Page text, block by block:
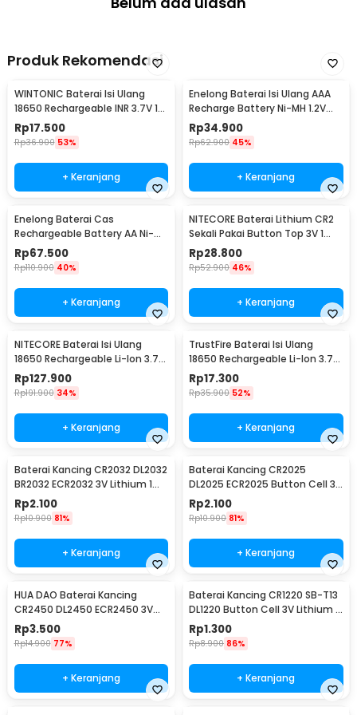
Produk Rekomendasi
WINTONIC Baterai Isi Ulang
18650 Rechargeable INR 3.7V 1
PCS 2200mAh
Rp17.500
Rp36.900 53%
+ Keranjang
Enelong Baterai Isi Ulang AAA
Recharge Battery Ni-MH 1.2V
900mAh 4 PCS - HR4
Rp34.900
Rp62.900 45%
+ Keranjang
Enelong Baterai Cas
Rechargeable Battery AA Ni-MH
1.2V 2100mAh 4 PCS - HR6
Rp67.500
Rp110.900 40%
+ Keranjang
NITECORE Baterai Lithium CR2
Sekali Pakai Button Top 3V 1
PCS - CR2
Rp28.800
Rp52.900 46%
+ Keranjang
NITECORE Baterai Isi Ulang
18650 Rechargeable Li-Ion 3.7V
2300mAh 1PCS - NL1823
Rp127.900
Rp191.900 34%
+ Keranjang
TrustFire Baterai Isi Ulang
18650 Rechargeable Li-Ion 3.7V
6000mAh 1PC - BRC18650
Rp17.300
Rp35.900 52%
+ Keranjang
Baterai Kancing CR2032 DL2032
BR2032 ECR2032 3V Lithium 1
PCS
Rp2.100
Rp10.900 81%
+ Keranjang
Baterai Kancing CR2025
DL2025 ECR2025 Button Cell 3V
Lithium 1 PCS
Rp2.100
Rp10.900 81%
+ Keranjang
HUA DAO Baterai Kancing
CR2450 DL2450 ECR2450 3V
Lithium 1 PCS
Rp3.500
Rp14.900 77%
+ Keranjang
Baterai Kancing CR1220 SB-T13
DL1220 Button Cell 3V Lithium 1
PCS
Rp1.300
Rp8.900 86%
+ Keranjang